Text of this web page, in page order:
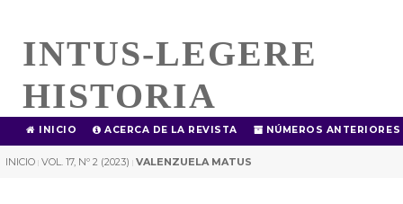
INTUS-LEGERE
HISTORIA
INICIO ACERCA DE LA REVISTA NÚMEROS ANTERIORES
INICIO | VOL. 17, Nº 2 (2023) | VALENZUELA MATUS